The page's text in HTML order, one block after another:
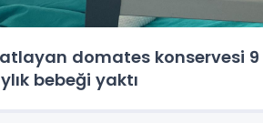
domates konservesi 9
bebeği yaktı